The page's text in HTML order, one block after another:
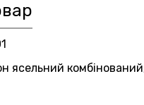
ясельний